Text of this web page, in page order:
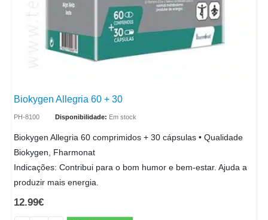
Biokygen Allegria 60 + 30
PH-8100 Disponibilidade: Em stock
Biokygen Allegria 60 comprimidos + 30 cápsulas • Qualidade
Biokygen, Fharmonat
Indicações: Contribui para o bom humor e bem-estar. Ajuda a
produzir mais energia.
12.99€